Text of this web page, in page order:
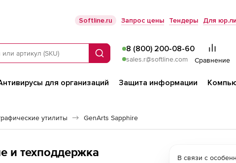
Softline.ru Запрос цены Тендеры Для
Поиск
8 (800) 200-08-60
sales.r@softline.com Сравнение
для организаций Защита информации
утилиты GenArts Sapphire
и техподдержка
В связи с